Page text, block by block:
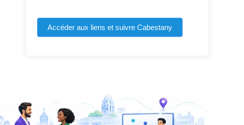
Accéder aux liens et suivre Cabestany